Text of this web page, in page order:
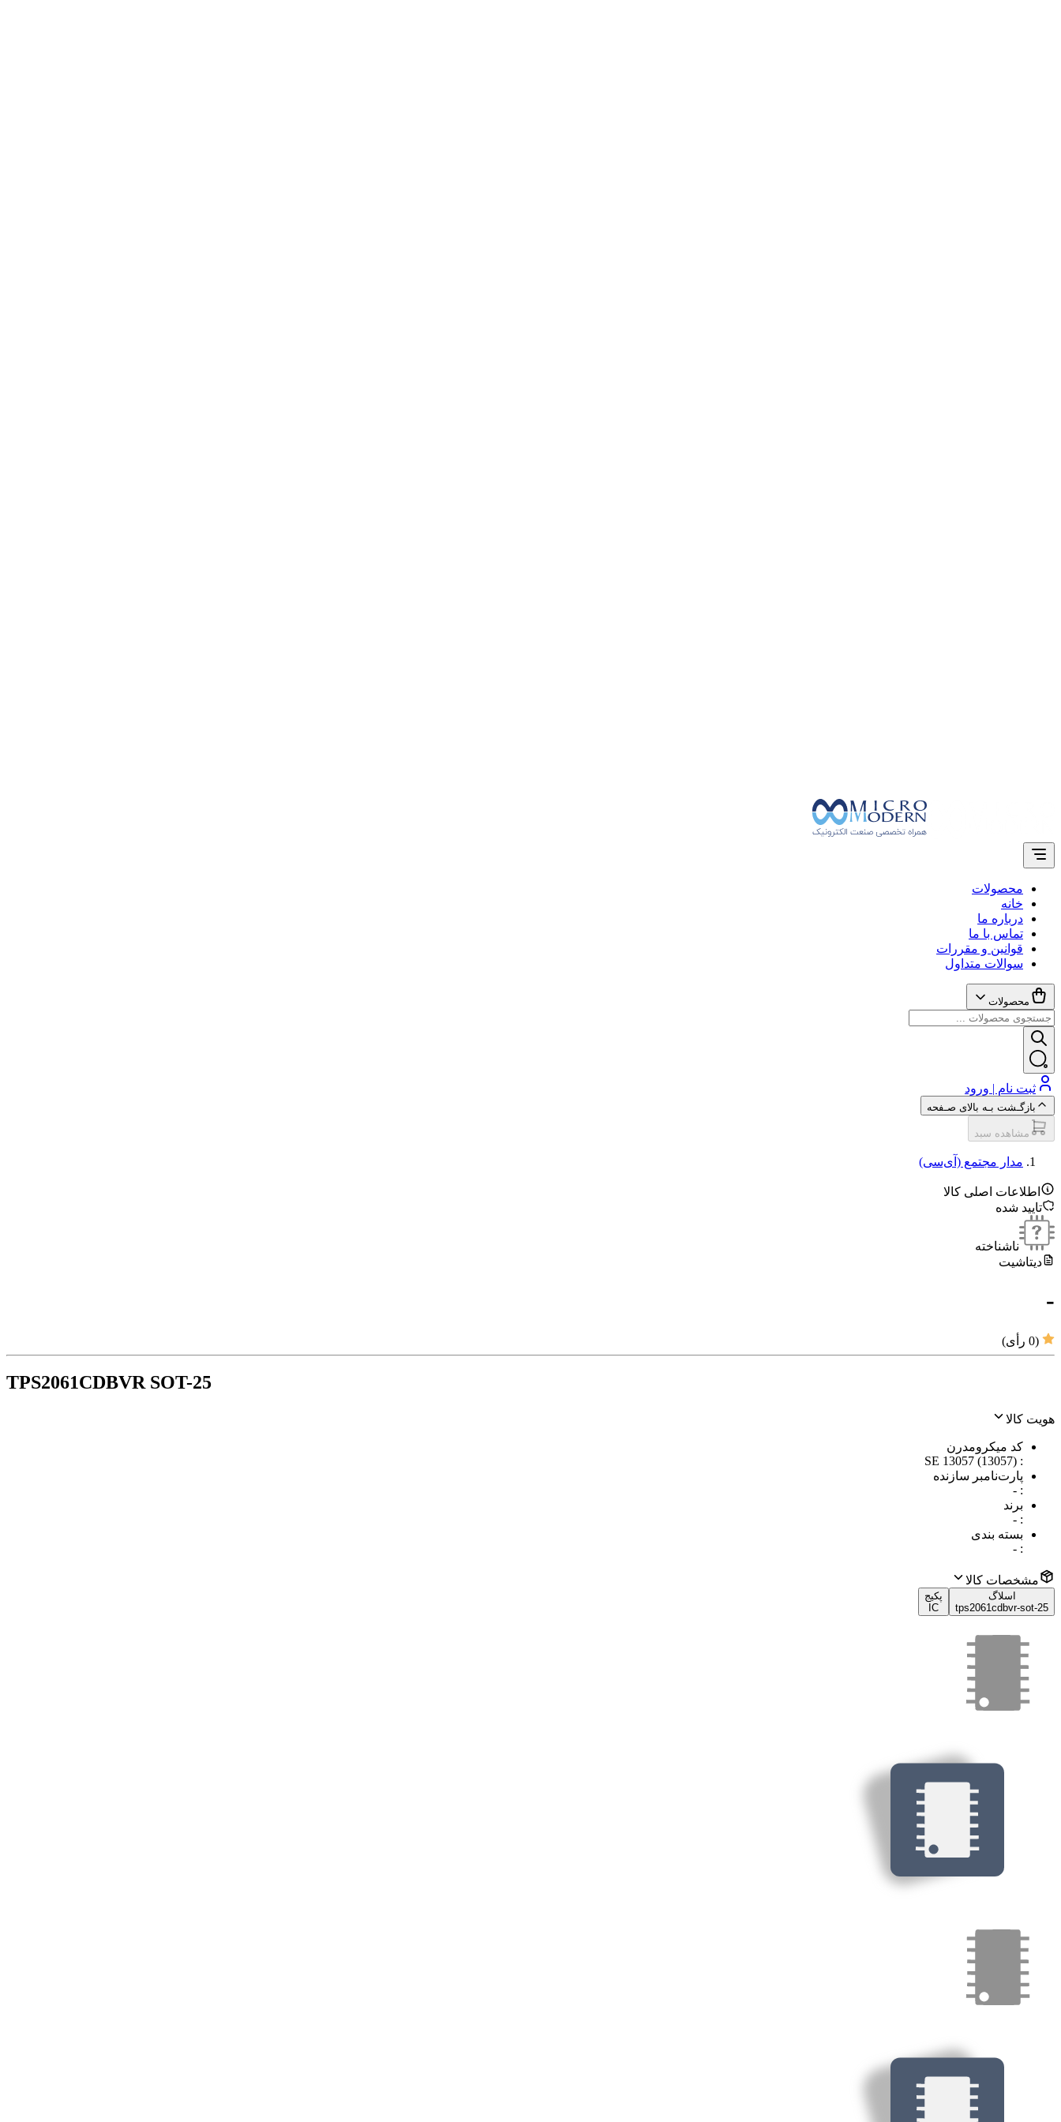
محصولات
خانه
درباره ما
تماس با ما
قوانین و مقررات
سوالات متداول
محصولات
ثبت نام | ورود
بازگـشت بـه بالای صـفحه
مشاهده سبد
مدار مجتمع (آی‌سی‌)
اطلاعات اصلی کالا
تایید شده
ناشناخته
دیتاشیت
-
(
0 رأی)
TPS2061CDBVR SOT-25
هویت کالا
کد میکرومدرن
:
SE 13057 (13057)
پارت‌نامبر سازنده
:
-
برند
:
-
بسته بندی
:
-
مشخصات کالا
اسلاگ
tps2061cdbvr-sot-25
پکیج
IC